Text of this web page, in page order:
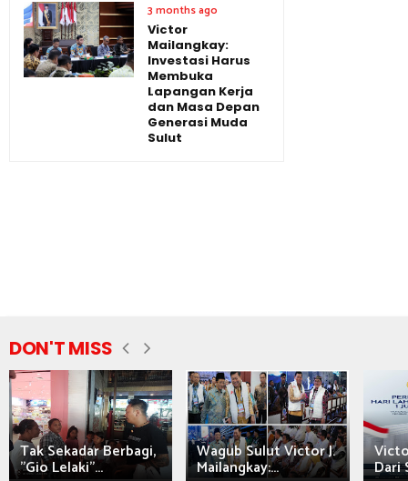
3 months ago
Victor
Mailangkay:
Investasi Harus
Membuka
Lapangan Kerja
dan Masa Depan
Generasi Muda
Sulut
DON'T MISS
Tak Sekadar Berbagi,
"Gio Lelaki"...
Wagub Sulut Victor J.
Mailangkay:... Dari